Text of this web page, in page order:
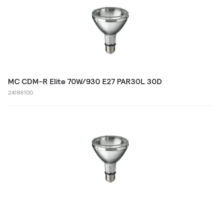
MC CDM-R Elite 70W/930 E27 PAR30L 30D
24188100